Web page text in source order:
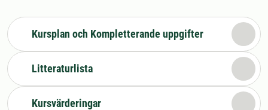
Kursplan och Kompletterande uppgifter
Litteraturlista
Kursvärderingar